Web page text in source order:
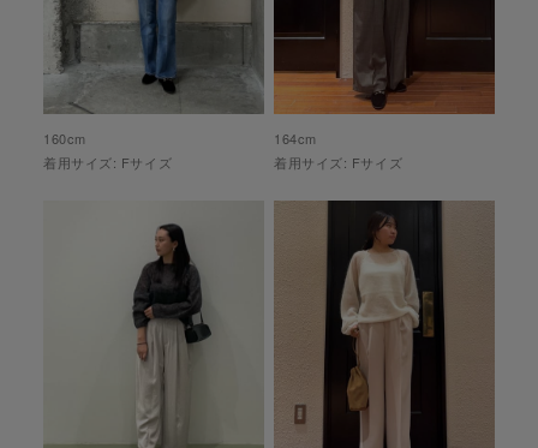
160cm
着用サイズ: Fサイズ
164cm
着用サイズ: Fサイズ